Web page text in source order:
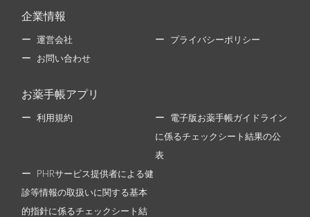
企業情報
運営会社 プライバシーポリシー
お問い合わせ
お薬手帳アプリ
利用規約 電子版お薬手帳ガイドライン
に係るチェックシート結果の公
表
PHRサービス提供者による健
診等情報の取扱いに関する基本
的指針に係るチェックシート結